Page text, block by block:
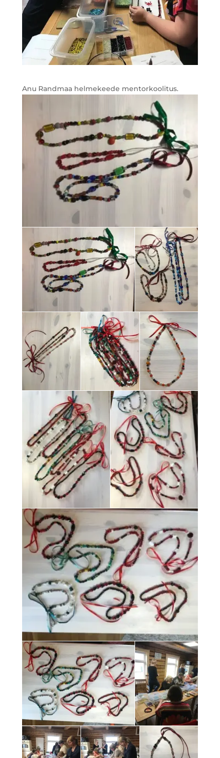
Anu Randmaa helmekeede mentorkoolitus.